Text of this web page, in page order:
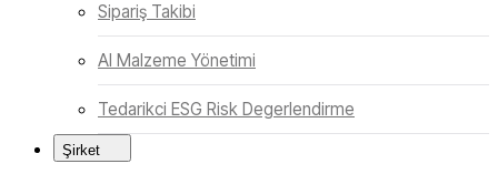
Sipariş Takibi
AI Malzeme Yönetimi
Tedarikci ESG Risk Degerlendirme
Şirket